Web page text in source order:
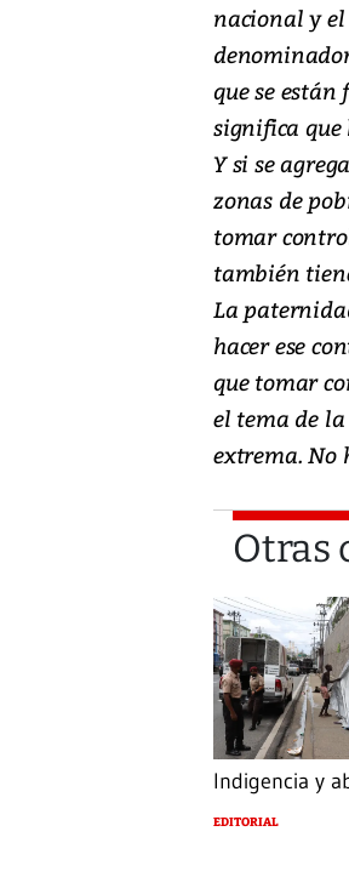
nacional y el
que se
significa que
Y si se
zonas de
tomar
también
La
hacer ese
que tomar
el tema de
extrema. No
Otras
Indigencia y
EDITORIAL